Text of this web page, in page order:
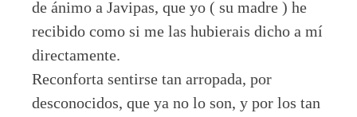
de ánimo a Javipas, que yo ( su madre ) he
recibido como si me las hubierais dicho a mí
directamente.
Reconforta sentirse tan arropada, por
desconocidos, que ya no lo son, y por los tan